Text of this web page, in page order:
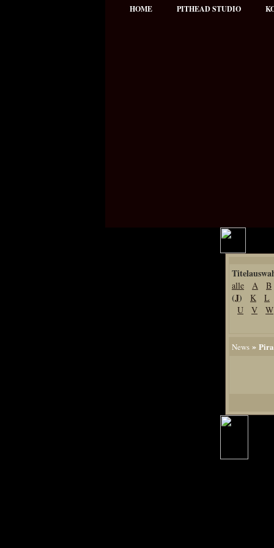
HOME PITHEAD STUDIO
alle A B
(J) K L
U
V W
News »